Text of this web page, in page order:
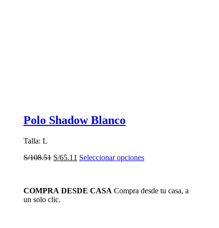
Polo Shadow Blanco
Talla: L
S/108.51 El
S/108.51.
S/65.11 El
S/65.11.
Seleccionar opcionesEste
variantes.
COMPRA DESDE CASA Compra desde tu casa, a
un solo clic.